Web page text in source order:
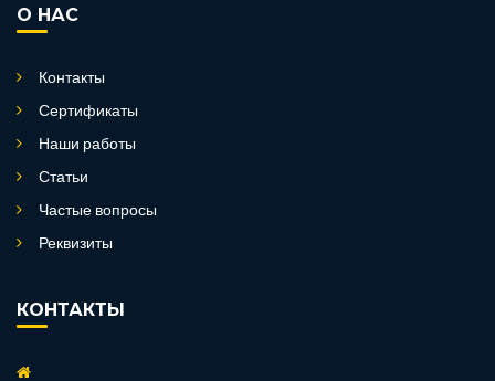
О НАС
Контакты
Сертификаты
Наши работы
Статьи
Частые вопросы
Реквизиты
КОНТАКТЫ